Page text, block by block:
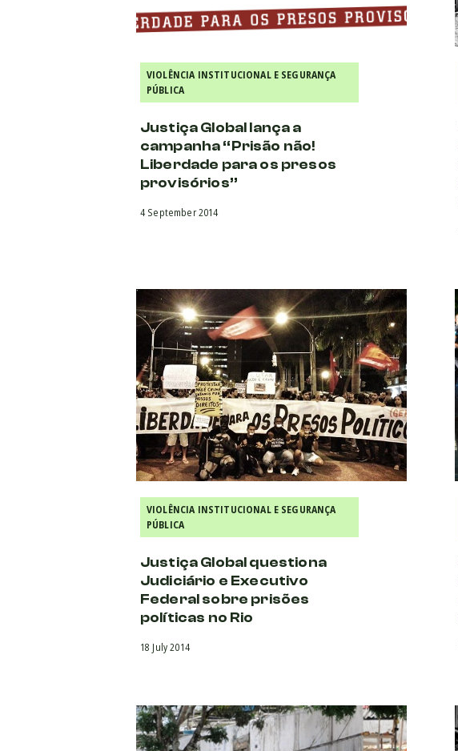
VIOLÊNCIA INSTITUCIONAL E SEGURANÇA
PÚBLICA
​Justiça Global lança a
campanha “Prisão não!
Liberdade para os presos
provisórios”
4 September 2014
VIOLÊNCIA INSTITUCIONAL E SEGURANÇA
PÚBLICA
Justiça Global questiona
Judiciário e Executivo
Federal sobre prisões
políticas no Rio
18 July 2014